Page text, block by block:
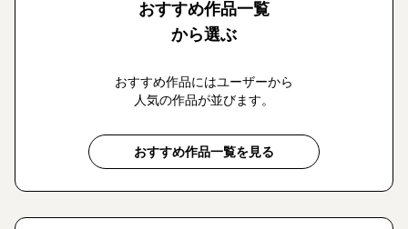
おすすめ作品一覧
から選ぶ
おすすめ作品にはユーザーから
人気の作品が並びます。
おすすめ作品一覧を見る